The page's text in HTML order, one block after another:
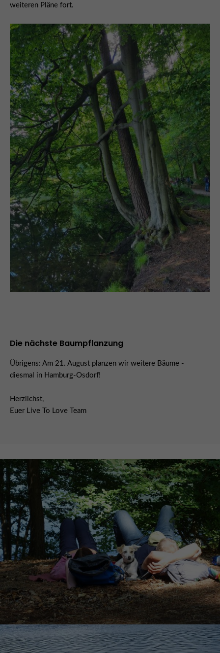
weiteren Pläne fort.
Die nächste Baumpflanzung
Übrigens: Am 21. August planzen wir weitere Bäume -
diesmal in Hamburg-Osdorf!
Herzlichst,
Euer Live To Love Team